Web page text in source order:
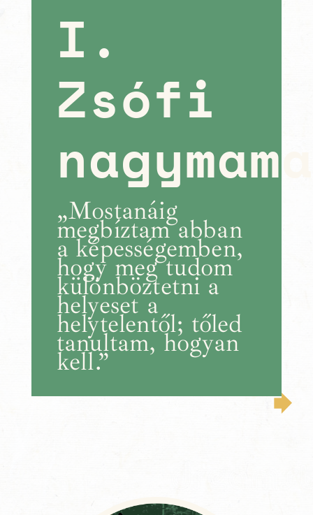
I.
Zsófi
nagymama
„Mostanáig
megbíztam abban
a képességemben,
hogy meg tudom
különböztetni a
helyeset a
helytelentől; tőled
tanultam, hogyan
kell.”